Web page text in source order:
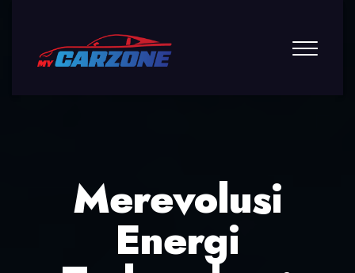
Merevolusi
Energi